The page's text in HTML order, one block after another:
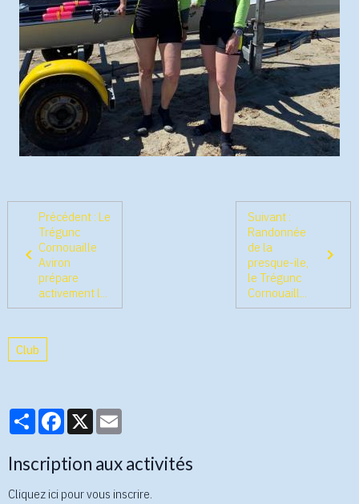
Précédent : Le
Trégunc
Cornouaille
Aviron
prépare
activement l...
Suivant :
Randonnée
de la
presque-ile,
le Trégunc
Cornouaill...
Club
PartagerFacebook
X
Inscription aux activités
Cliquez ici pour vous inscrire.